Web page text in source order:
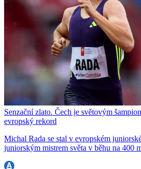
Senzační zlato. Čech je světovým
evropský rekord
Michal Rada se stal v evropském
juniorským mistrem světa v běhu na 400